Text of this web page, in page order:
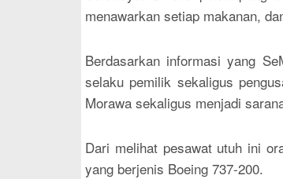
menawarkan setiap makanan,
Berdasarkan informasi yang
selaku pemilik sekaligus
Morawa sekaligus menjadi
Dari melihat pesawat utuh ini
yang berjenis Boeing 737-200.